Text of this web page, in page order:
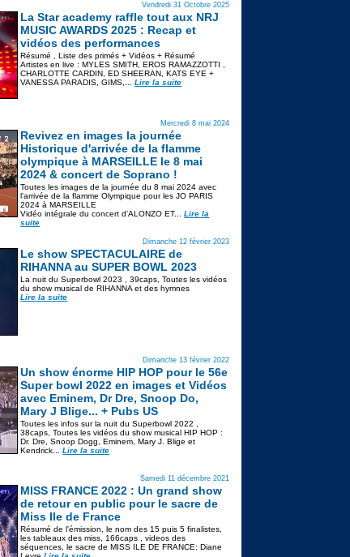
Vendredi 31 Octobre 2025
La Star academy raffle tout aux NRJ
MUSIC AWARDS 2025 : Recap et
vidéos des performances
Résumé , Liste des primés + Vidéos + Résumé
Artistes en live : MYLES SMITH, EROS RAMAZZOTTI ,
CHARLOTTE CARDIN, ED SHEERAN, KATS EYE +
VANESSA PARADIS, GIMS,...Lire la suite
Mercredi 8 mai 2024
Revivez en images la journée
Historique d'arrivée de la flamme
olympique à MARSEILLE le 8 mai
2024 & concert de Soprano !
Toutes les images de la journée du 8 mai 2024 avec
l'arrivée de la flamme Olympique pour les JO PARIS
2024 à MARSEILLE
Vidéo intégrale du concert d'ALONZO ET...Lire la
suite
Dimanche 12 février 2023
Le show SPECTACULAIRE de
RIHANNA au SUPER BOWL 2023
La nuit du Superbowl 2023 , 39caps, Toutes les vidéos
du show musical de RIHANNA et des hymnes
Lire la suite
Dimanche 13 février 2022
Un show énorme HIP HOP pour le 56e
Super bowl 2022 en images et Vidéos
avec Eminem, Dr Dre, Snoop Do,
Mary J Blige... + Pubs US
Toutes les infos sur la nuit du Superbowl 2022 ,
38caps, Toutes les vidéos du show musical HIP HOP :
Dr. Dre, Snoop Dogg, Eminem, Mary J. Blige et
Kendrick...Lire la suite
Samedi 11 décembre 2021
MISS FRANCE 2022 : Un grand show
de retour en public pour le sacre de
Miss Ile de France
Résumé de l'émission, le nom des 15 puis 5 finalistes,
les tableaux des miss, 166caps , videos des
séquences, le sacre de MISS ILE DE FRANCE: Diane